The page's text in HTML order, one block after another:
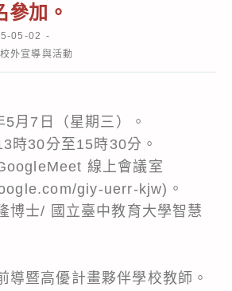
參加。
05-02
校外宣導與活動
月7日（星期三）。
時30分至15時30分。
線上會議室
giy-uerr-kjw)。
博士/ 國立臺中教育大學智慧
導暨高優計畫夥伴學校教師。